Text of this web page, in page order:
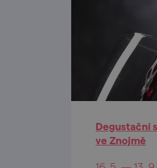
Degustační
ve Znojmě